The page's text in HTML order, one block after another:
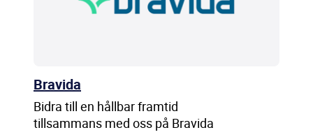
Bravida
Bidra till en hållbar framtid
tillsammans med oss på Bravida